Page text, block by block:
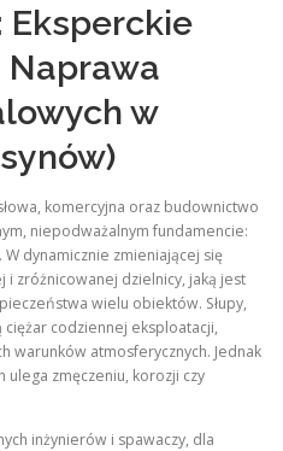
Eksperckie
Naprawa
w
komercyjna oraz budownictwo
niepodważalnym fundamencie:
dynamicznie zmieniającej się
i zróżnicowanej dzielnicy, jaką jest
wielu obiektów. Słupy,
codziennej eksploatacji,
warunków atmosferycznych. Jednak
ulega zmęczeniu, korozji czy
inżynierów i spawaczy, dla